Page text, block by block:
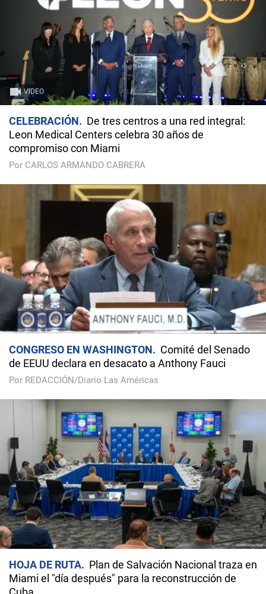
VIDEO
CELEBRACIÓN
De tres centros a una red integral:
Leon Medical Centers celebra 30 años de
compromiso con Miami
Por CARLOS ARMANDO CABRERA
CONGRESO EN WASHINGTON
Comité del Senado
de EEUU declara en desacato a Anthony Fauci
Por REDACCIÓN/Diario Las Américas
HOJA DE RUTA
Plan de Salvación Nacional traza en
Miami el "día después" para la reconstrucción de